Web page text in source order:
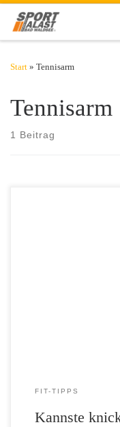
Zum Inhalt springen
Start » Tennisarm
Tennisarm
1 Beitrag
FIT-TIPPS
Kannste